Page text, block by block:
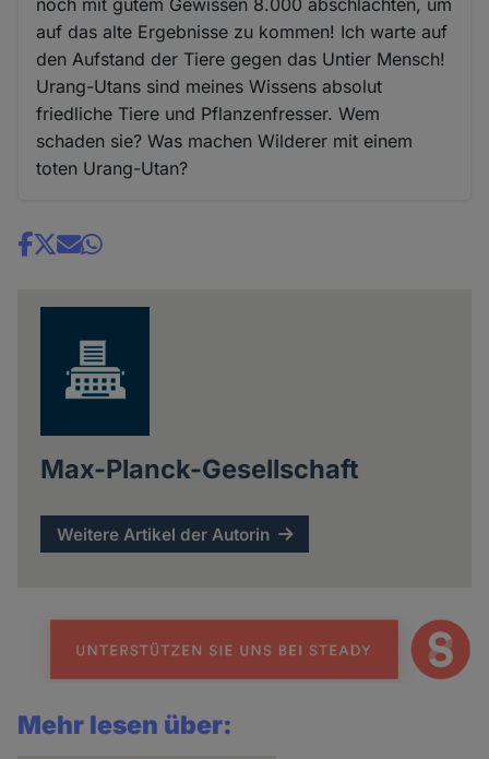
auf das alte Ergebnisse zu kommen! Ich warte auf
den Aufstand der Tiere gegen das Untier Mensch!
Urang-Utans sind meines Wissens absolut
friedliche Tiere und Pflanzenfresser. Wem
schaden sie? Was machen Wilderer mit einem
toten Urang-Utan?
Share
Max-Planck-Gesellschaft
Weitere Artikel der Autorin
Mehr lesen über: